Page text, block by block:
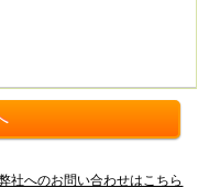
社へのお問い合わせはこちら